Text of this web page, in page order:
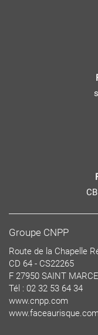
Groupe CNPP
Route de la Chapelle
CD 64 - CS22265
F 27950 SAINT
Tél : 02 32 53 64 34
www.cnpp.com